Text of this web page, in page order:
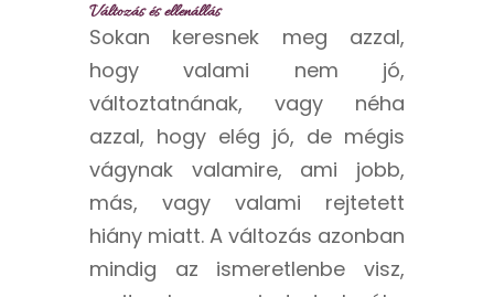
Változás és ellenállás
Sokan keresnek meg azzal,
hogy valami nem jó,
változtatnának, vagy néha
azzal, hogy elég jó, de mégis
vágynak valamire, ami jobb,
más, vagy valami rejtetett
hiány miatt. A változás azonban
mindig az ismeretlenbe visz,